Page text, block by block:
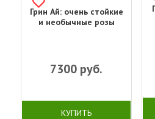
Грин Ай: очень стойкие
и необычные розы
7300 руб.
КУПИТЬ